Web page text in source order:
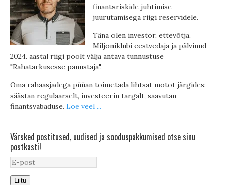
finantsriskide juhtimise
juurutamisega riigi reservidele.
Täna olen investor, ettevõtja,
Miljoniklubi eestvedaja ja pälvinud
2024. aastal riigi poolt välja antava tunnustuse
"Rahatarkusesse panustaja".
Oma rahaasjadega püüan toimetada lihtsat motot järgides:
säästan regulaarselt, investeerin targalt, saavutan
finantsvabaduse. Loe veel ...
Värsked postitused, uudised ja sooduspakkumised otse sinu
postkasti!
Liitu